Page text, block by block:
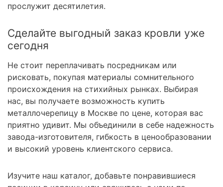
прослужит десятилетия.
Сделайте выгодный заказ кровли уже
сегодня
Не стоит переплачивать посредникам или
рисковать, покупая материалы сомнительного
происхождения на стихийных рынках. Выбирая
нас, вы получаете возможность купить
металлочерепицу в Москве по цене, которая вас
приятно удивит. Мы объединили в себе надежность
завода-изготовителя, гибкость в ценообразовании
и высокий уровень клиентского сервиса.
Изучите наш каталог, добавьте понравившиеся